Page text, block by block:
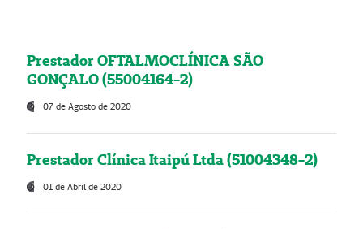
Prestador OFTALMOCLÍNICA SÃO
GONÇALO (55004164-2)
07 de Agosto de 2020
Prestador Clínica Itaipú Ltda (51004348-2)
01 de Abril de 2020